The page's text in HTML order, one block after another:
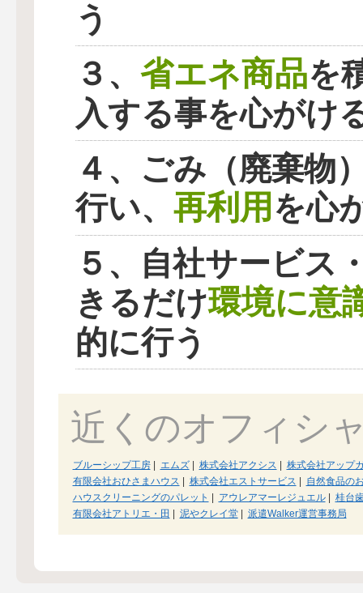
う
３、 省エネ商品を
入する事を心がけ
４、ごみ（廃棄物
行い、 再利用を心
５、自社サービス
きるだけ環境に意
的に行う
近くのオフィシ
ブルーシップ工房| エムズ| 株式会社アクシス
株式会社アップ
有限会社おひさまハウス
株式会社エストサービス
自然食品の
ハウスクリーニングのパレット
アウレアマーレジュエル|
桂台
有限会社アトリエ・田
泥やクレイ堂| 派遣Walker運営事務局